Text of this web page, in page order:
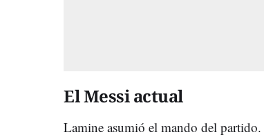
El Messi actual
Lamine asumió el mando del partido.